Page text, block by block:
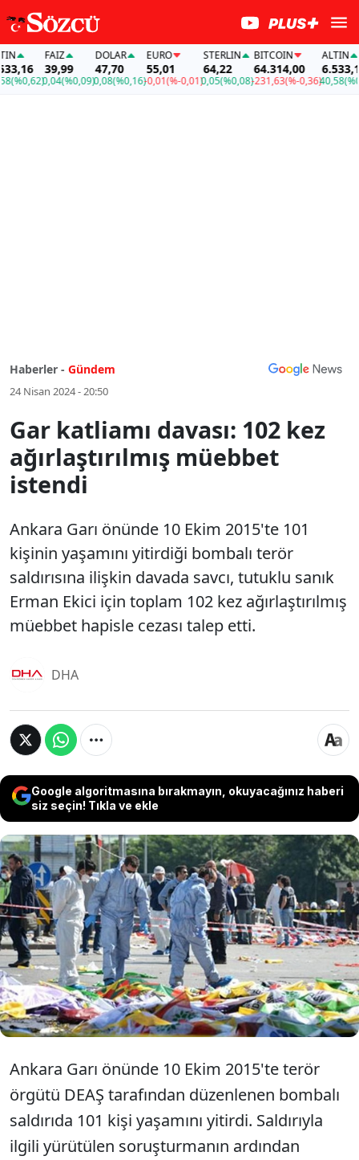
FAİZ
39,99
0,04(%0,09)
DOLAR
47,70
0,08(%0,16)
EURO
55,01
-0,01(%-0,01)
STERLIN
64,22
0,05(%0,08)
BITCOIN
64.314,00
-231,63(%-0,36)
ALTIN
6.533,16
40,58(%0,62)
Haberler - Gündem
24 Nisan 2024 - 20:50
Gar katliamı davası: 102 kez
ağırlaştırılmış müebbet
istendi
Ankara Garı önünde 10 Ekim 2015'te 101
kişinin yaşamını yitirdiği bombalı terör
saldırısına ilişkin davada savcı, tutuklu sanık
Erman Ekici için toplam 102 kez ağırlaştırılmış
müebbet hapisle cezası talep etti.
DHA
Google algoritmasına bırakmayın, okuyacağınız haberi
siz seçin! Tıkla ve ekle
Ankara Garı önünde 10 Ekim 2015'te 101
kişinin yaşamını yitirdiği bombalı terör
saldırısına ilişkin davada savcı, tutuklu sanık
Erman Ekici için toplam 102 kez ağırlaştırılmış
müebbet hapisle cezası talep etti.
Ankara Garı önünde 10 Ekim 2015'te terör
örgütü DEAŞ tarafından düzenlenen bombalı
saldırıda 101 kişi yaşamını yitirdi. Saldırıyla
ilgili yürütülen soruşturmanın ardından